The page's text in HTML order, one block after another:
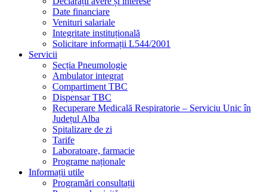
Date financiare
Venituri salariale
Integritate instituțională
Solicitare informații L544/2001
Servicii
Secția Pneumologie
Ambulator integrat
Compartiment TBC
Dispensar TBC
Recuperare Medicală Respiratorie – Serviciu Unic în
Județul Alba
Spitalizare de zi
Tarife
Laboratoare, farmacie
Programe naționale
Informații utile
Programări consultații